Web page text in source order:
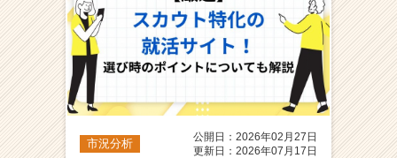
e
e
r
C
r
市況分析
公開日：2026年02月27日
更新日：2026年07月17日